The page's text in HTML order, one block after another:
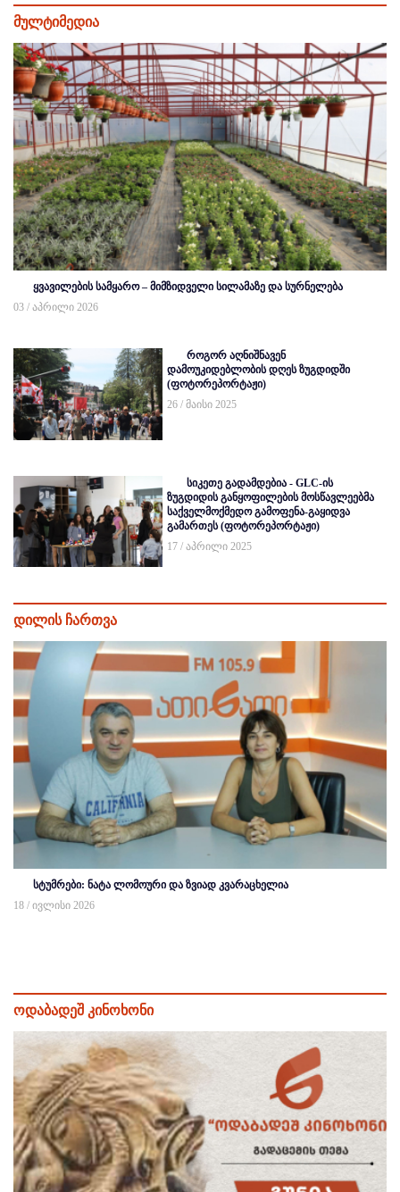
მულტიმედია
ყვავილების სამყარო – მიმზიდველი სილამაზე და სურნელება
03 / აპრილი 2026
როგორ აღნიშნავენ
დამოუკიდებლობის დღეს ზუგდიდში
(ფოტორეპორტაჟი)
26 / მაისი 2025
სიკეთე გადამდებია - GLC-ის
ზუგდიდის განყოფილების მოსწავლეებმა
საქველმოქმედო გამოფენა-გაყიდვა
გამართეს (ფოტორეპორტაჟი)
17 / აპრილი 2025
დილის ჩართვა
სტუმრები: ნატა ლომოური და ზვიად კვარაცხელია
18 / ივლისი 2026
ოდაბადეშ კინოხონი